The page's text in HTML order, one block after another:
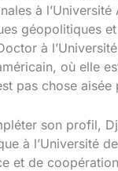
à
géopolitiques
à
où elle
pas chose
son profil,
à l’Université
et de